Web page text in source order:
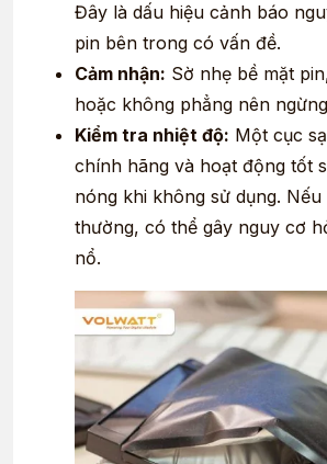
Đây là dấu hiệu cảnh báo
pin bên trong có vấn đề.
Cảm nhận: Sờ nhẹ bề mặt
hoặc không phẳng nên
Kiểm tra nhiệt độ: Một cục
chính hãng và hoạt động tốt
nóng khi không sử dụng.
thường, có thể gây nguy cơ
nổ.